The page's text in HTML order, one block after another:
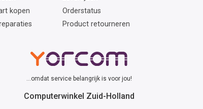
kopen
Orderstatus
Product retourneren
...omdat service belangrijk is voor jou!
Computerwinkel Zuid-Holland